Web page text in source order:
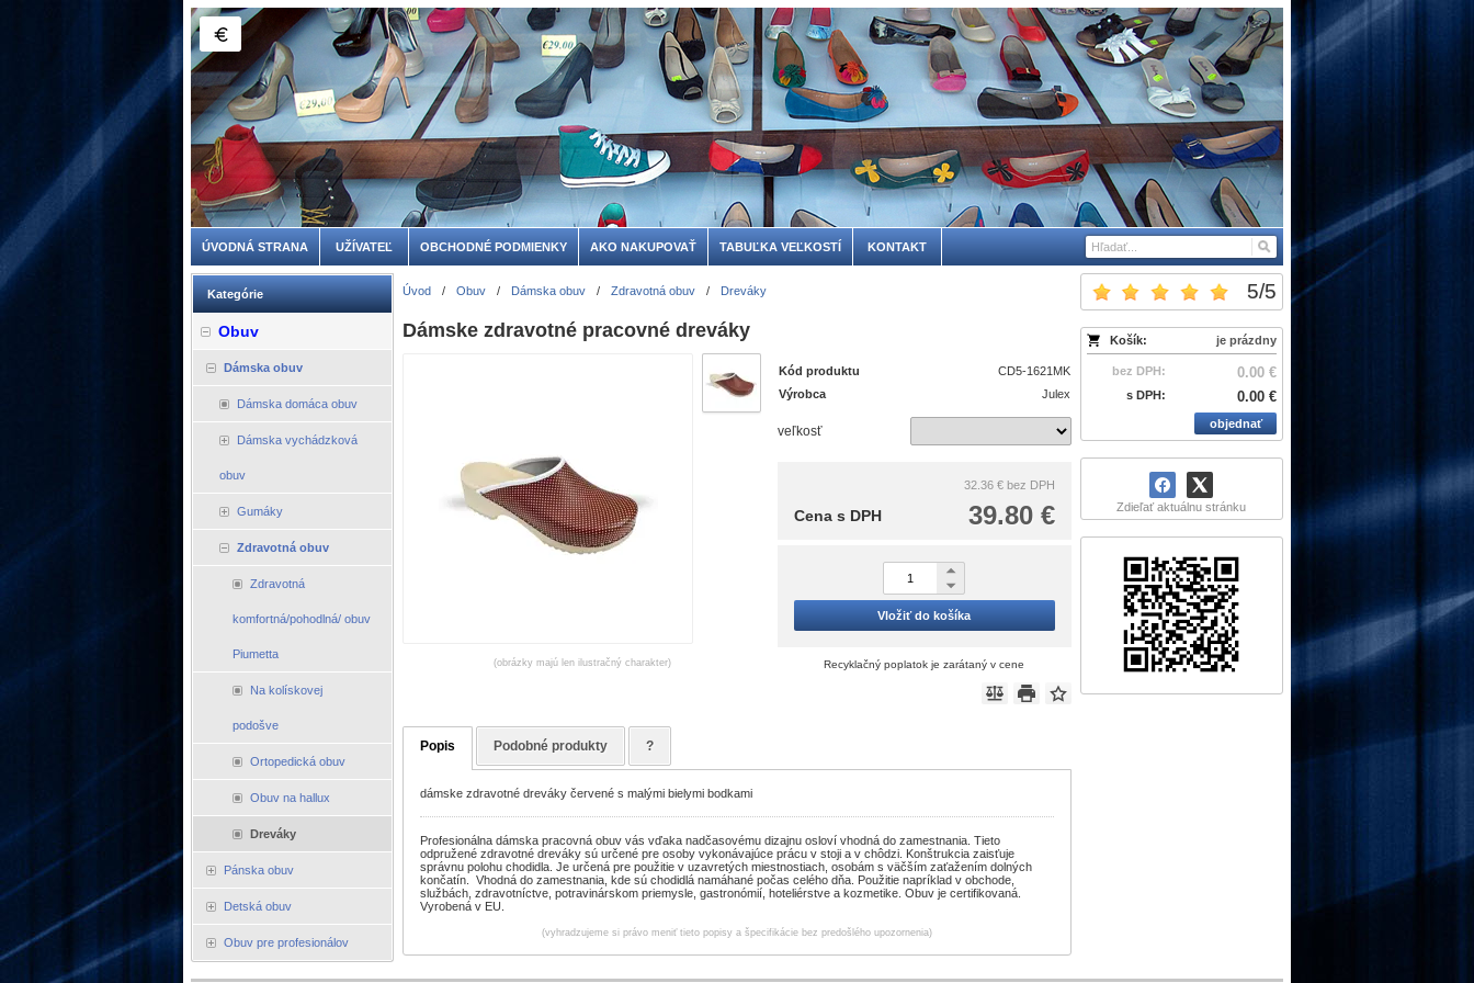
ÚVODNÁ STRANA UŽÍVATEĽ OBCHODNÉ PODMIENKY AKO NAKUPOVAŤ TABUĽKA VEĽKOSTÍ KONTAKT
Kategórie
Obuv
Dámska obuv
Dámska domáca obuv
Dámska vychádzková
obuv
Gumáky
Zdravotná obuv
Zdravotná
komfortná/pohodlná/ obuv
Piumetta
Na kolískovej
podošve
Ortopedická obuv
Obuv na hallux
Dreváky
Pánska obuv
Detská obuv
Obuv pre profesionálov
5/5
Košík: je prázdny
bez DPH: 0.00 €
s DPH: 0.00 €
objednať
Zdieľať aktuálnu stránku
Úvod / Obuv / Dámska obuv / Zdravotná obuv / Dreváky
Dámske zdravotné pracovné dreváky
(obrázky majú len ilustračný charakter)
Kód produktu
CD5-1621MK
Výrobca
Julex
veľkosť
32.36 € bez DPH
39.80 €
Cena s DPH
Vložiť do košíka
Recyklačný poplatok je zarátaný v cene
Popis Podobné produkty ?
dámske zdravotné dreváky červené s malými bielymi bodkami
Profesionálna dámska pracovná obuv vás vďaka nadčasovému dizajnu osloví vhodná do zamestnania. Tieto
odpružené zdravotné dreváky sú určené pre osoby vykonávajúce prácu v stoji a v chôdzi. Konštrukcia zaisťuje
správnu polohu chodidla. Je určená pre použitie v uzavretých miestnostiach, osobám s väčším zaťažením dolných
končatín. Vhodná do zamestnania, kde sú chodidlá namáhané počas celého dňa. Použitie napríklad v obchode,
službách, zdravotníctve, potravinárskom priemysle, gastronómií, hoteliérstve a kozmetike. Obuv je certifikovaná.
Vyrobená v EU.
(vyhradzujeme si právo meniť tieto popisy a špecifikácie bez predošlého upozornenia)